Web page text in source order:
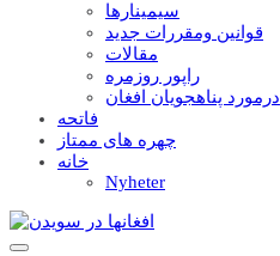
سيمينارها
قوانين ومقررات جديد
مقالات
راپور روزمره
درمورد پناهجويان افغان
فاتحه
چهره های ممتاز
خانه
Nyheter